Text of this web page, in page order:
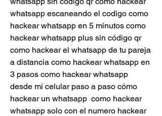
whatsapp escaneando el codigo como
hackear whatsapp en 5 minutos como
hackear whatsapp plus sin código qr
como hackear el whatsapp de tu pareja
a distancia como hackear whatsapp en
3 pasos como hackear whatsapp
desde mi celular paso a paso cómo
hackear un whatsapp  como hackear
whatsapp solo con el numero hackear